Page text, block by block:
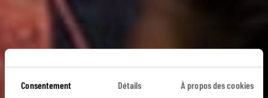
Consentement Détails À propos des cookies